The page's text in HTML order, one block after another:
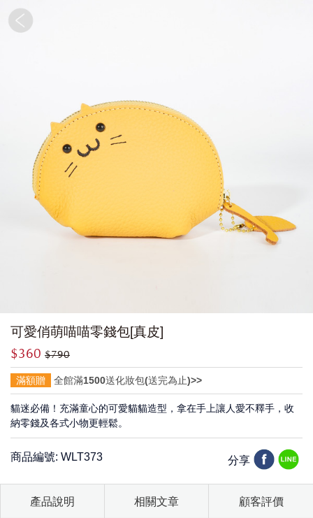
可愛俏萌喵喵零錢包[真皮]
$360 $790
滿額贈 全館滿1500送化妝包(送完為止)>>
貓迷必備！充滿童心的可愛貓貓造型，拿在手上讓人愛不釋手，收
納零錢及各式小物更輕鬆。
商品編號: WLT373 分享
產品說明 相關文章 顧客評價